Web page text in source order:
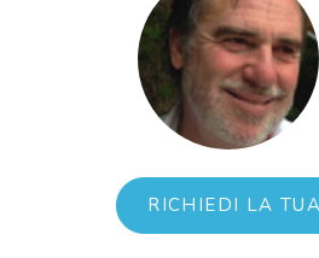
RICHIEDI LA